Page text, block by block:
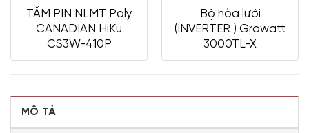
TẤM PIN NLMT Poly
CANADIAN HiKu
CS3W-410P
Bộ hòa lưới
(INVERTER ) Growatt
3000TL-X
MÔ TẢ